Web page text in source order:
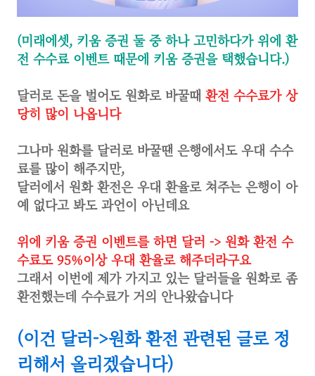
(미래에셋, 키움 증권 둘 중 하나 고민하다가 위에 환
전 수수료 이벤트 때문에 키움 증권을 택했습니다.)
달러로 돈을 벌어도 원화로 바꿀때 환전 수수료가 상
당히 많이 나옵니다
그나마 원화를 달러로 바꿀땐 은행에서도 우대 수수
료를 많이 해주지만,
달러에서 원화 환전은 우대 환율로 쳐주는 은행이 아
예 없다고 봐도 과언이 아닌데요
위에 키움 증권 이벤트를 하면 달러 -> 원화 환전 수
수료도 95%이상 우대 환율로 해주더라구요
그래서 이번에 제가 가지고 있는 달러들을 원화로 좀
환전했는데 수수료가 거의 안나왔습니다
(이건 달러->원화 환전 관련된 글로 정
리해서 올리겠습니다)